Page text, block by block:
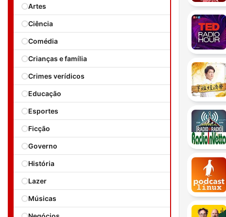
Artes
Ciência
Comédia
Crianças e família
Crimes verídicos
Educação
Esportes
Ficção
Governo
História
Lazer
Músicas